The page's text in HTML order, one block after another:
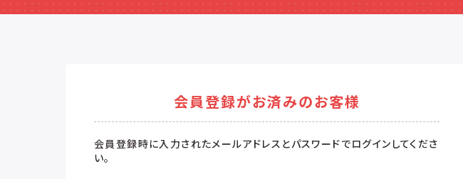
会員登録がお済みのお客様
会員登録時に入力されたメールアドレスとパスワードでログインしてくださ
い。